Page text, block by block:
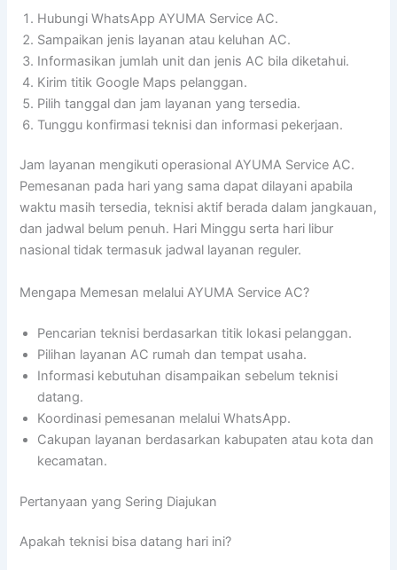
Hubungi WhatsApp AYUMA Service AC.
Sampaikan jenis layanan atau keluhan AC.
Informasikan jumlah unit dan jenis AC bila diketahui.
Kirim titik Google Maps pelanggan.
Pilih tanggal dan jam layanan yang tersedia.
Tunggu konfirmasi teknisi dan informasi pekerjaan.
Jam layanan mengikuti operasional AYUMA Service AC.
Pemesanan pada hari yang sama dapat dilayani apabila
waktu masih tersedia, teknisi aktif berada dalam jangkauan,
dan jadwal belum penuh. Hari Minggu serta hari libur
nasional tidak termasuk jadwal layanan reguler.
Mengapa Memesan melalui AYUMA Service AC?
Pencarian teknisi berdasarkan titik lokasi pelanggan.
Pilihan layanan AC rumah dan tempat usaha.
Informasi kebutuhan disampaikan sebelum teknisi
datang.
Koordinasi pemesanan melalui WhatsApp.
Cakupan layanan berdasarkan kabupaten atau kota dan
kecamatan.
Pertanyaan yang Sering Diajukan
Apakah teknisi bisa datang hari ini?